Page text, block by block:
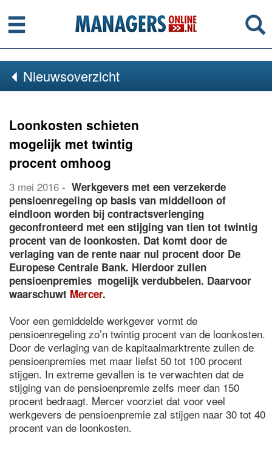
Menu
Nieuwsoverzicht
Loonkosten schieten
mogelijk met twintig
procent omhoog
3 mei 2016 - Werkgevers met een verzekerde
pensioenregeling op basis van middelloon of
eindloon worden bij contractsverlenging
geconfronteerd met een stijging van tien tot twintig
procent van de loonkosten. Dat komt door de
verlaging van de rente naar nul procent door De
Europese Centrale Bank. Hierdoor zullen
pensioenpremies mogelijk verdubbelen. Daarvoor
waarschuwt Mercer.
Voor een gemiddelde werkgever vormt de
pensioenregeling zo’n twintig procent van de loonkosten.
Door de verlaging van de kapitaalmarktrente zullen de
pensioenpremies met maar liefst 50 tot 100 procent
stijgen. In extreme gevallen is te verwachten dat de
stijging van de pensioenpremie zelfs meer dan 150
procent bedraagt. Mercer voorziet dat voor veel
werkgevers de pensioenpremie zal stijgen naar 30 tot 40
procent van de loonkosten.